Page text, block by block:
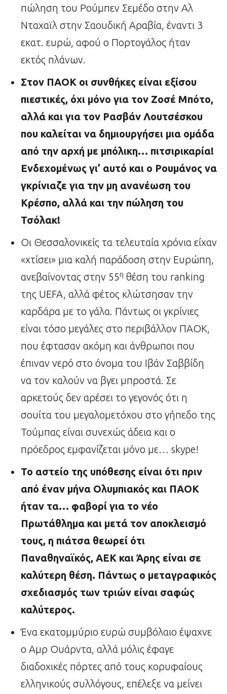
πώληση του Ρούμπεν Σεμέδο στην Αλ
Νταχαϊλ στην Σαουδική Αραβία, έναντι 3
εκατ. ευρώ, αφού ο Πορτογάλος ήταν
εκτός πλάνων.
Στον ΠΑΟΚ οι συνθήκες είναι εξίσου
πιεστικές, όχι μόνο για τον Ζοσέ Μπότο,
αλλά και για τον Ρασβάν Λουτσέσκου
που καλείται να δημιουργήσει μια ομάδα
από την αρχή με μπόλικη… πιτσιρικαρία!
Ενδεχομένως γι’ αυτό και ο Ρουμάνος να
γκρίνιαζε για την μη ανανέωση του
Κρέσπο, αλλά και την πώληση του
Τσόλακ!
Οι Θεσσαλονικείς τα τελευταία χρόνια είχαν
«χτίσει» μια καλή παράδοση στην Ευρώπη,
ανεβαίνοντας στην 55η θέση του ranking
της UEFA, αλλά φέτος κλώτσησαν την
καρδάρα με το γάλα. Πάντως οι γκρίνιες
είναι τόσο μεγάλες στο περιβάλλον ΠΑΟΚ,
που έφτασαν ακόμη και άνθρωποι που
έπιναν νερό στο όνομα του Ιβάν Σαββίδη
να τον καλούν να βγει μπροστά. Σε
αρκετούς δεν αρέσει το γεγονός ότι η
σουίτα του μεγαλομετόχου στο γήπεδο της
Τούμπας είναι συνεχώς άδεια και ο
πρόεδρος εμφανίζεται μόνο με… skype!
Το αστείο της υπόθεσης είναι ότι πριν
από έναν μήνα Ολυμπιακός και ΠΑΟΚ
ήταν τα… φαβορί για το νέο
Πρωτάθλημα και μετά τον αποκλεισμό
τους, η πιάτσα θεωρεί ότι
Παναθηναϊκός, ΑΕΚ και Άρης είναι σε
καλύτερη θέση. Πάντως ο μεταγραφικός
σχεδιασμός των τριών είναι σαφώς
καλύτερος.
Ένα εκατομμύριο ευρώ συμβόλαιο έψαχνε
ο Αμρ Ουάρντα, αλλά μόλις έφαγε
διαδοχικές πόρτες από τους κορυφαίους
ελληνικούς συλλόγους, επέλεξε να μείνει